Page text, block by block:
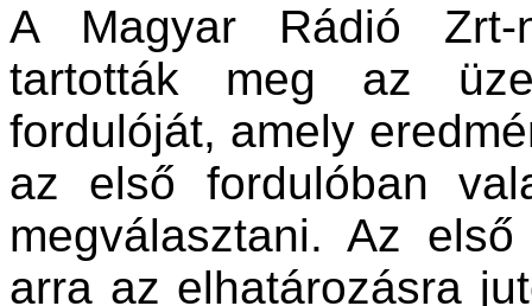
A Magyar Rádió Zrt-
tartották meg az
fordulóját, amely
az első fordulóban
megválasztani. Az
arra az elhatározásra